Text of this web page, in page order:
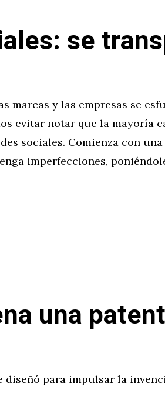
se
marcas y las empresas se
evitar notar que la mayoría
sociales. Comienza con
imperfecciones,
una
diseñó para impulsar la